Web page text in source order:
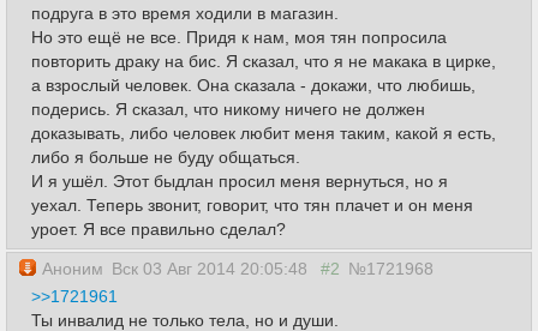
подруга в это время ходили в магазин.
Но это ещё не все. Придя к нам, моя тян попросила
повторить драку на бис. Я сказал, что я не макака в цирке,
а взрослый человек. Она сказала - докажи, что любишь,
подерись. Я сказал, что никому ничего не должен
доказывать, либо человек любит меня таким, какой я есть,
либо я больше не буду общаться.
И я ушёл. Этот быдлан просил меня вернуться, но я
уехал. Теперь звонит, говорит, что тян плачет и он меня
уроет. Я все правильно сделал?
Аноним Вск 03 Авг 2014 20:05:48 #2 №1721968
>>1721961
Ты инвалид не только тела, но и души.